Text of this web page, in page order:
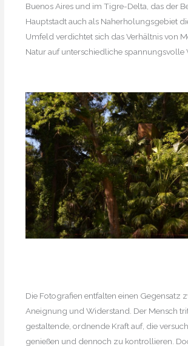
Buenos Aires und im Tigre-Delta, das der
Hauptstadt auch als Naherholungsgebiet
Umfeld verdichtet sich das Verhältnis von
Natur auf unterschiedliche spannungsvolle
Die Fotografien entfalten einen Gegensatz
Aneignung und Widerstand. Der Mensch
gestaltende, ordnende Kraft auf, die
genießen und dennoch zu kontrollieren.